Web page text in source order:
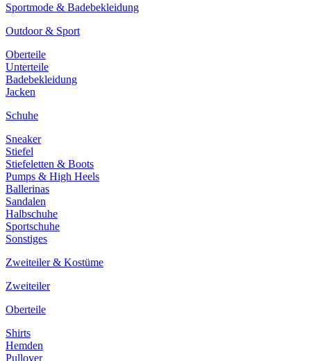
Sportmode & Badebekleidung
Outdoor & Sport
Oberteile
Unterteile
Badebekleidung
Jacken
Schuhe
Sneaker
Stiefel
Stiefeletten & Boots
Pumps & High Heels
Ballerinas
Sandalen
Halbschuhe
Sportschuhe
Sonstiges
Zweiteiler & Kostüme
Zweiteiler
Oberteile
Shirts
Hemden
Pullover